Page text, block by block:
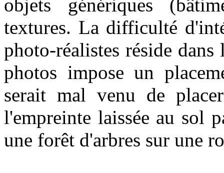
objets génériques
textures. La difficulté
photo-réalistes réside
photos impose un
serait mal venu de
l'empreinte laissée au sol
une forêt d'arbres sur une